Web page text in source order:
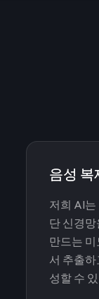
음성 복
저희 AI
단 신경
만드는
서 추출
성할 수